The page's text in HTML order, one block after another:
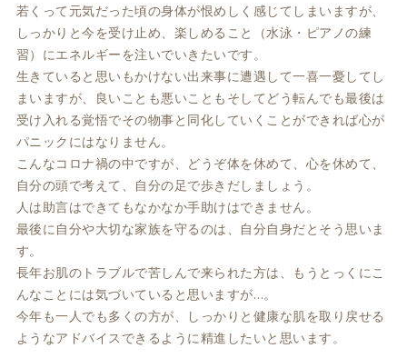
若くって元気だった頃の身体が恨めしく感じてしまいますが、
しっかりと今を受け止め、楽しめること（水泳・ピアノの練
習）にエネルギーを注いでいきたいです。
生きていると思いもかけない出来事に遭遇して一喜一憂してし
まいますが、良いことも悪いこともそしてどう転んでも最後は
受け入れる覚悟でその物事と同化していくことができれば心が
パニックにはなりません。
こんなコロナ禍の中ですが、どうぞ体を休めて、心を休めて、
自分の頭で考えて、自分の足で歩きだしましょう。
人は助言はできてもなかなか手助けはできません。
最後に自分や大切な家族を守るのは、自分自身だとそう思いま
す。
長年お肌のトラブルで苦しんで来られた方は、もうとっくにこ
んなことには気づいていると思いますが…。
今年も一人でも多くの方が、しっかりと健康な肌を取り戻せる
ようなアドバイスできるように精進したいと思います。